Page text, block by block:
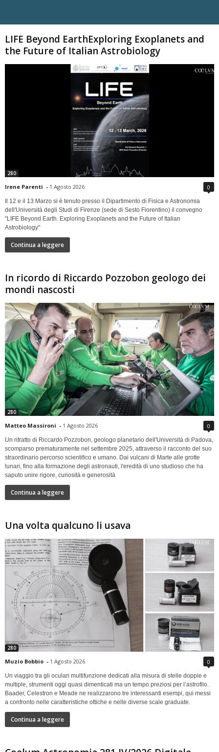
LIFE Beyond EarthExploring Exoplanets and
the Future of Italian Astrobiology
280
Irene Parenti - 1 Agosto 2026 0
Il 12 e il 13 Marzo si è tenuto presso il Dipartimento di Fisica e Astronomia
dell'Università degli Studi di Firenze (sede di Sesto Fiorentino) il convegno
"LIFE Beyond Earth. Exploring Exoplanets and the Future of Italian
Astrobiology"
Continua a leggere
In ricordo di Riccardo Pozzobon geologo dei
mondi nascosti
280
Matteo Massironi - 1 Agosto 2026 0
Un ritratto di Riccardo Pozzobon, geologo planetario dell'Università di Padova,
scomparso prematuramente nel settembre 2025, attraverso il racconto del suo
straordinario percorso scientifico e umano. Dai vulcani di Marte alle grotte
lunari, fino alla formazione degli astronauti, l'eredità di uno studioso che ha
saputo unire rigore, curiosità e generosità
Continua a leggere
Una volta qualcuno li usava
280
Muzio Bobbio - 1 Agosto 2026 0
Un viaggio tra gli oculari multifunzione dedicati alla misura di stelle doppie e
multiple, strumenti oggi quasi dimenticati ma un tempo preziosi per l’astrofilo.
Baader, Celestron e Meade ne realizzarono tre interessanti esempi, qui messi
a confronto nelle caratteristiche ottiche e nelle diverse scale graduate.
Continua a leggere